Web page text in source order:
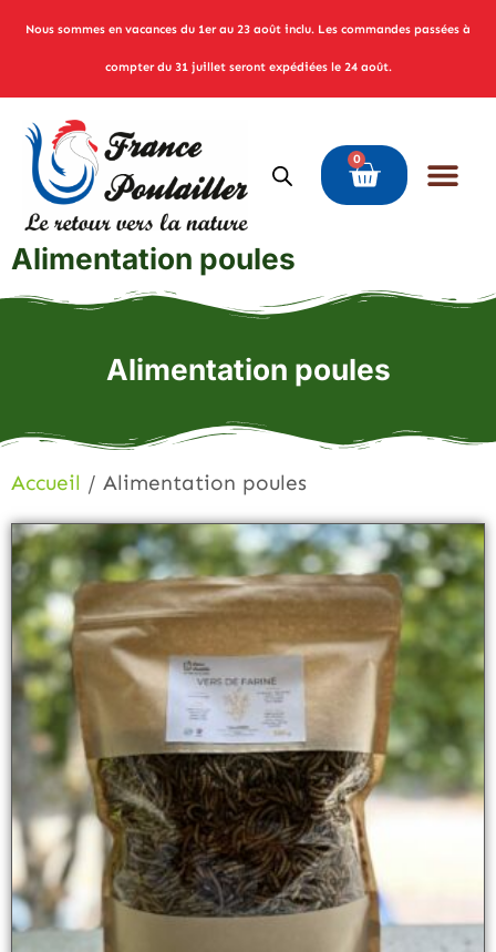
Nous sommes en vacances du 1er au 23 août inclu. Les commandes passées à
compter du 31 juillet seront expédiées le 24 août.
0
Alimentation poules
Alimentation poules
Accueil / Alimentation poules